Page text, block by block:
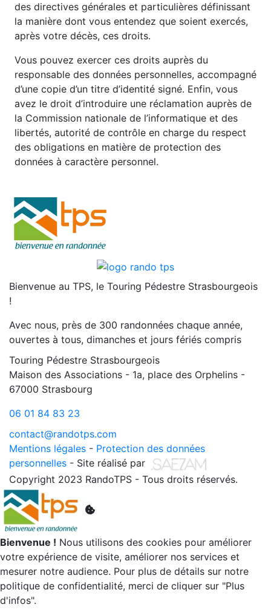
des directives générales et particulières définissant
la manière dont vous entendez que soient exercés,
après votre décès, ces droits.
Vous pouvez exercer ces droits auprès du
responsable des données personnelles, accompagné
d’une copie d’un titre d’identité signé. Enfin, vous
avez le droit d’introduire une réclamation auprès de
la Commission nationale de l’informatique et des
libertés, autorité de contrôle en charge du respect
des obligations en matière de protection des
données à caractère personnel.
Bienvenue au TPS, le Touring Pédestre Strasbourgeois
!
Avec nous, près de 300 randonnées chaque année,
ouvertes à tous, dimanches et jours fériés compris
Touring Pédestre Strasbourgeois
Maison des Associations - 1a, place des Orphelins -
67000 Strasbourg
06 01 84 83 23
contact@randotps.com
Mentions légales - Protection des données
personnelles - Site réalisé par
Copyright 2023 RandoTPS - Tous droits réservés.
Bienvenue ! Nous utilisons des cookies pour améliorer
votre expérience de visite, améliorer nos services et
mesurer notre audience. Pour plus de détails sur notre
politique de confidentialité, merci de cliquer sur "Plus
d'infos".